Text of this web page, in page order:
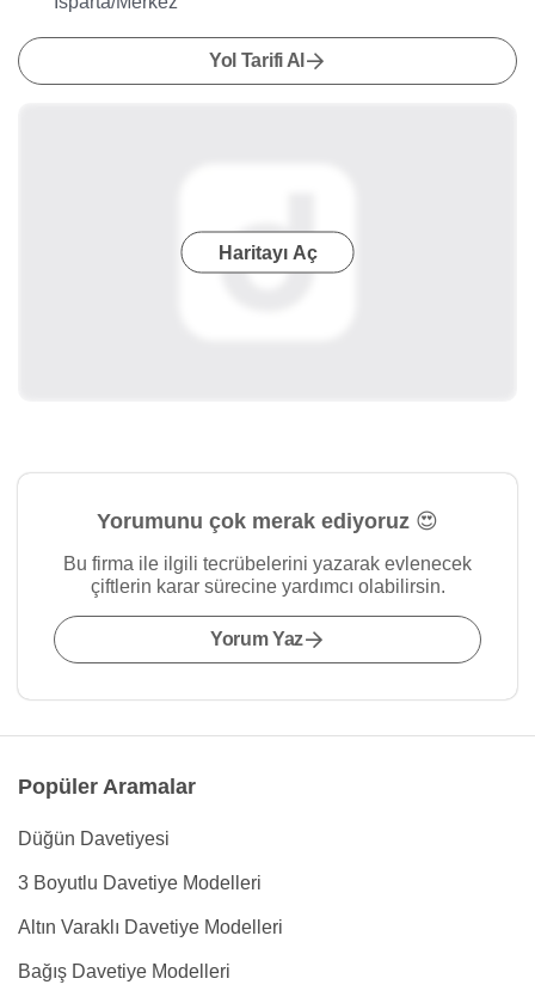
Yol Tarifi Al
Haritayı Aç
Yorumunu çok merak ediyoruz 😍
Bu firma ile ilgili tecrübelerini yazarak evlenecek
çiftlerin karar sürecine yardımcı olabilirsin.
Yorum Yaz
Popüler Aramalar
Düğün Davetiyesi
3 Boyutlu Davetiye Modelleri
Altın Varaklı Davetiye Modelleri
Bağış Davetiye Modelleri